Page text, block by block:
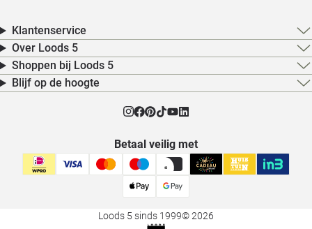
Klantenservice
Over Loods 5
Shoppen bij Loods 5
Blijf op de hoogte
Betaal veilig met
Loods 5 sinds 1999© 2026